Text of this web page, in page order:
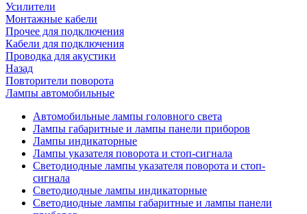
Усилители
Монтажные кабели
Прочее для подключения
Кабели для подключения
Проводка для акустики
Назад
Повторители поворота
Лампы автомобильные
Автомобильные лампы головного света
Лампы габаритные и лампы панели приборов
Лампы индикаторные
Лампы указателя поворота и стоп-сигнала
Светодиодные лампы указателя поворота и стоп-
сигнала
Светодиодные лампы индикаторные
Светодиодные лампы габаритные и лампы панели